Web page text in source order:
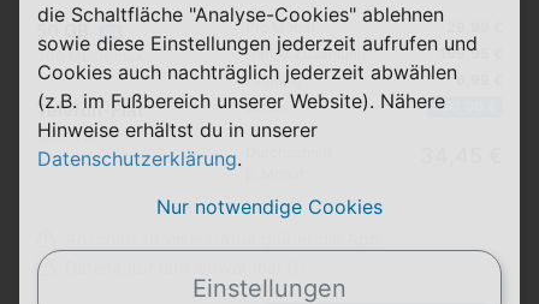
50 GB
300 Mbit/s max.
Telefon-Flat
SMS-Flat
Pro Monat
Handy Zuzahlung
Einmalig
Bonus
199,95 €
6,99 €
100,00 €
die Schaltfläche "Analyse-Cookies" ablehnen
sowie diese Einstellungen jederzeit aufrufen und
Cookies auch nachträglich jederzeit abwählen
(z.B. im Fußbereich unserer Website). Nähere
Hinweise erhältst du in unserer
Datenschutzerklärung.
Nur notwendige Cookies
Einstellungen